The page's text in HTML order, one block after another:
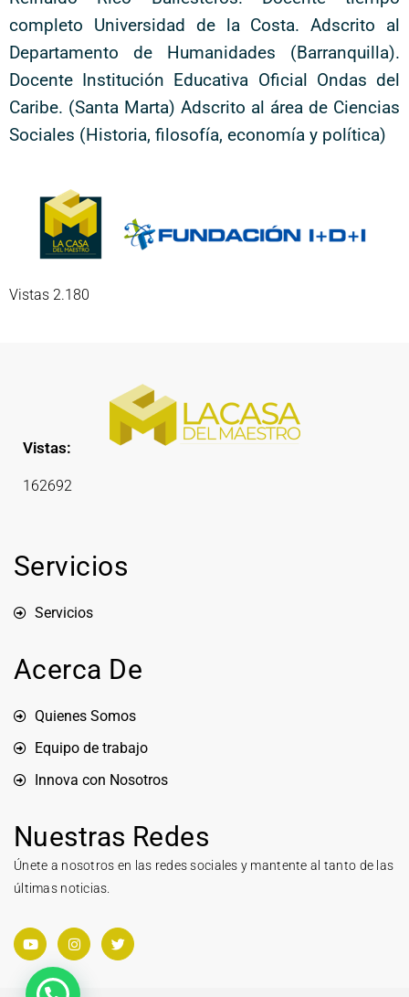
completo Universidad de la Costa. Adscrito al
Departamento de Humanidades (Barranquilla).
Docente Institución Educativa Oficial Ondas del
Caribe. (Santa Marta) Adscrito al área de Ciencias
Sociales (Historia, filosofía, economía y política)
Vistas 2.180
Vistas:
162692
Servicios
Servicios
Acerca De
Quienes Somos
Equipo de trabajo
Innova con Nosotros
Nuestras Redes
Únete a nosotros en las redes sociales y mantente al tanto de las
últimas noticias.